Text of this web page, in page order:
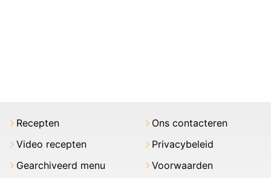
Recepten
Video recepten
Gearchiveerd menu
Ons contacteren
Privacybeleid
Voorwaarden